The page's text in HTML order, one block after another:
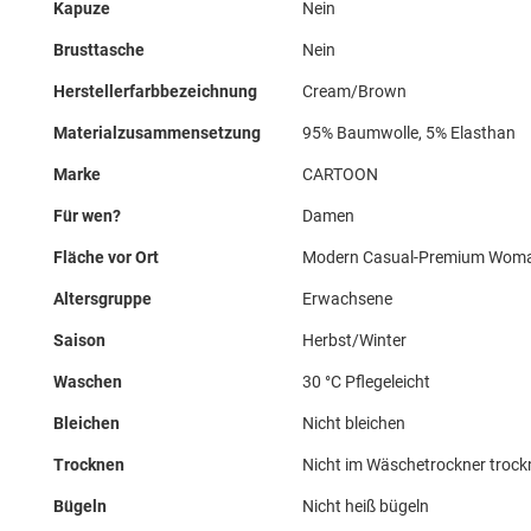
Kapuze Nein
Brusttasche Nein
Herstellerfarbbezeichnung Cream/Brown
Materialzusammensetzung 95% Baumwolle, 5% Elasthan
Marke CARTOON
Für wen? Damen
Fläche vor Ort Modern Casual-Premium
Altersgruppe Erwachsene
Saison Herbst/Winter
Waschen 30 °C Pflegeleicht
Bleichen Nicht bleichen
Trocknen Nicht im Wäschetrockner
Bügeln Nicht heiß bügeln